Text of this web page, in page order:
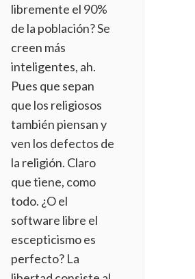
libremente el 90%
de la población? Se
creen más
inteligentes, ah.
Pues que sepan
que los religiosos
también piensan y
ven los defectos de
la religión. Claro
que tiene, como
todo. ¿O el
software libre el
escepticismo es
perfecto? La